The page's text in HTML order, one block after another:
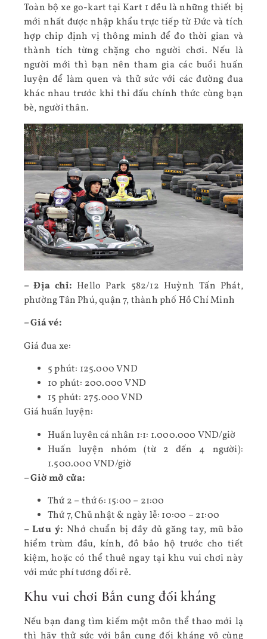
Toàn bộ xe go-kart tại Kart 1 đều là những thiết bị
mới nhất được nhập khẩu trực tiếp từ Đức và tích
hợp chip định vị thông minh để đo thời gian và
thành tích từng chặng cho người chơi. Nếu là
người mới thì bạn nên tham gia các buổi huấn
luyện để làm quen và thử sức với các đường đua
khác nhau trước khi thi đấu chính thức cùng bạn
bè, người thân.
– Địa chỉ: Hello Park 582/12 Huỳnh Tấn Phát,
phường Tân Phú, quận 7, thành phố Hồ Chí Minh
– Giá vé:
Giá đua xe:
5 phút: 125.000 VND
10 phút: 200.000 VND
15 phút: 275.000 VND
Giá huấn luyện:
Huấn luyên cá nhân 1:1: 1.000.000 VND/giờ
Huấn luyện nhóm (từ 2 đến 4 người):
1.500.000 VND/giờ
– Giờ mở cửa:
Thứ 2 – thứ 6: 15:00 – 21:00
Thứ 7, Chủ nhật & ngày lễ: 10:00 – 21:00
– Lưu ý: Nhớ chuẩn bị đầy đủ găng tay, mũ bảo
hiểm trùm đầu, kính, đồ bảo hộ trước cho tiết
kiệm, hoặc có thể thuê ngay tại khu vui chơi này
với mức phí tương đối rẻ.
Khu vui chơi Bắn cung đối kháng
Nếu bạn đang tìm kiếm một môn thể thao mới lạ
thì hãy thử sức với bắn cung đối kháng vô cùng